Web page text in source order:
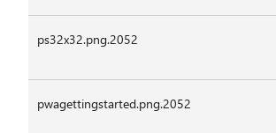
ps32x32.png.2052
pwagettingstarted.png.2052